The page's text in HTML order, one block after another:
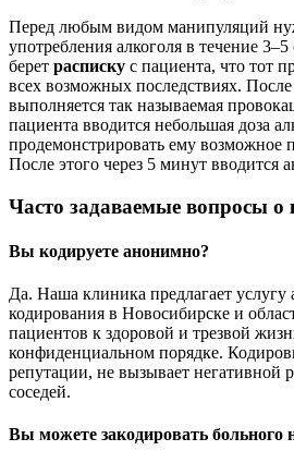
Перед любым видом манипуляций
употребления алкоголя в течение
берет расписку с пациента, что тот
всех возможных последствиях. После
выполняется так называемая
пациента вводится небольшая доза
продемонстрировать ему возможное
После этого через 5 минут вводится
Часто задаваемые вопросы о
Вы кодируете анонимно?
Да. Наша клиника предлагает
кодирования в Новосибирске и
пациентов к здоровой и трезвой
конфиденциальном порядке.
репутации, не вызывает негативной
соседей.
Вы можете закодировать больного